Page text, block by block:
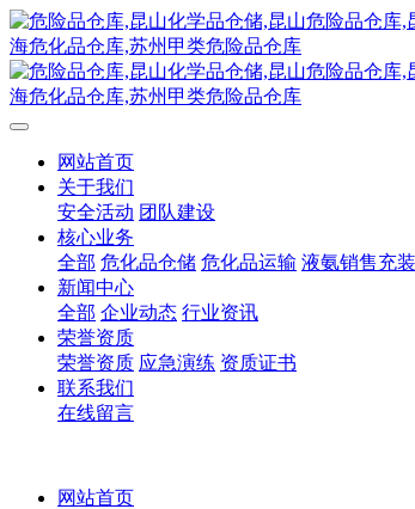
网站首页
关于我们
安全活动 团队建设
核心业务
全部 危化品仓储 危化品运输 液氨销售充装
新闻中心
全部 企业动态 行业资讯
荣誉资质
荣誉资质 应急演练 资质证书
联系我们
在线留言
网站首页